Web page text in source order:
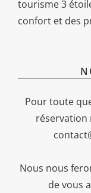
tourisme 3
confort et des
Pour toute
réservation
Nous nous
de vous